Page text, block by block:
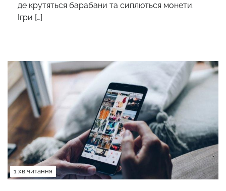
де крутяться барабани та сиплються монети.
Ігри […]
1 хв читання